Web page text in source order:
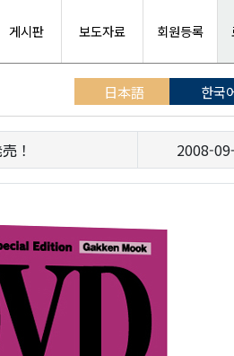
게시판 보도자료 회원등록
日本語 한국
！ 2008-